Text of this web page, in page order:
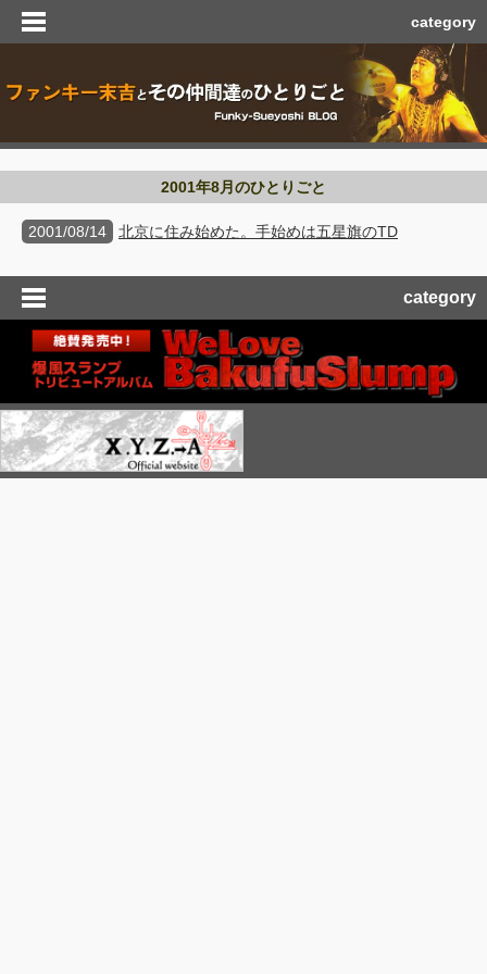
category
2001年8月のひとりごと
2001/08/14 北京に住み始めた。手始めは五星旗のTD
category